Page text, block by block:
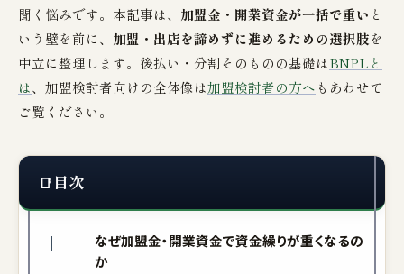
聞く悩みです。本記事は、 加盟金・開業資金が一括で重い と
いう壁を前に、 加盟・出店を諦めずに進めるための選択肢を
中立に整理します。後払い・分割そのものの基礎はBNPLと
は、加盟検討者向けの全体像は加盟検討者の方へ もあわせて
ご覧ください。
目次
なぜ加盟金・開業資金で資金繰りが重くなるの
か